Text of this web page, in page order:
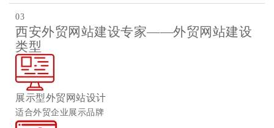
03
西安外贸网站建设专家——外贸网站建设
类型
展示型外贸网站设计
适合外贸企业展示品牌